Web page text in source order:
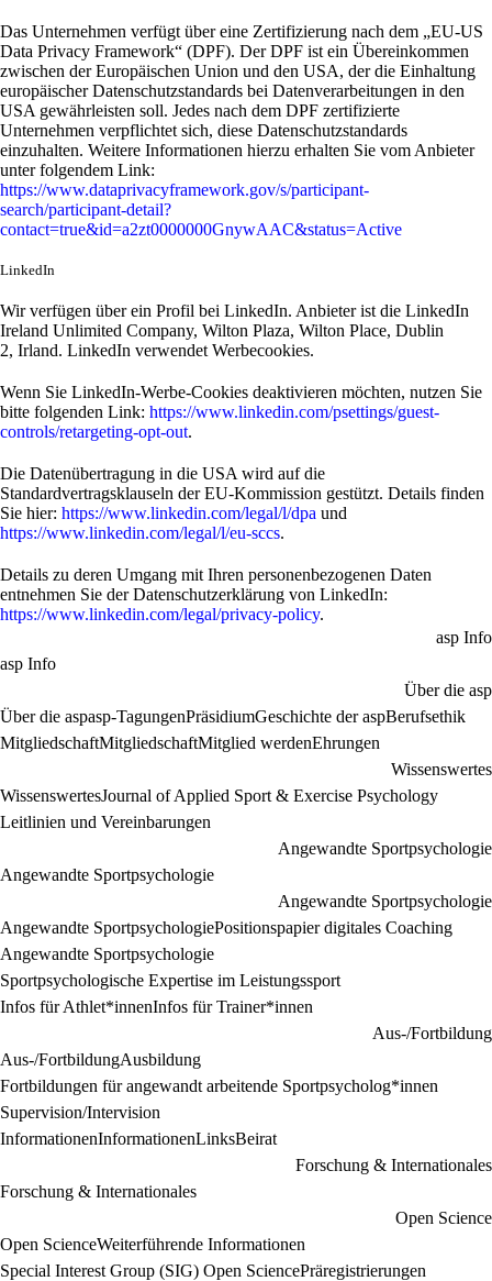
Das Unternehmen verfügt über eine Zertifizierung nach dem „EU-US
Data Privacy Framework“ (DPF). Der DPF ist ein Übereinkommen
zwischen der Europäischen Union und den USA, der die Einhaltung
europäischer Datenschutzstandards bei Datenverarbeitungen in den
USA gewährleisten soll. Jedes nach dem DPF zertifizierte
Unternehmen verpflichtet sich, diese Datenschutzstandards
einzuhalten. Weitere Informationen hierzu erhalten Sie vom Anbieter
unter folgendem Link:
https://www.dataprivacyframework.gov/s/participant-
search/participant-detail?
contact=true&id=a2zt0000000GnywAAC&status=Active
LinkedIn
Wir verfügen über ein Profil bei LinkedIn. Anbieter ist die LinkedIn
Ireland Unlimited Company, Wilton Plaza, Wilton Place, Dublin
2, Irland. LinkedIn verwendet Werbecookies.
Wenn Sie LinkedIn-Werbe-Cookies deaktivieren möchten, nutzen Sie
bitte folgenden Link: https://www.linkedin.com/psettings/guest-
controls/retargeting-opt-out.
Die Datenübertragung in die USA wird auf die
Standardvertragsklauseln der EU-Kommission gestützt. Details finden
Sie hier: https://www.linkedin.com/legal/l/dpa und
https://www.linkedin.com/legal/l/eu-sccs.
Details zu deren Umgang mit Ihren personenbezogenen Daten
entnehmen Sie der Datenschutzerklärung von LinkedIn:
https://www.linkedin.com/legal/privacy-policy.
asp Info
asp Info
Über die asp
Über die aspasp-TagungenPräsidiumGeschichte der aspBerufsethik
MitgliedschaftMitgliedschaftMitglied werdenEhrungen
Wissenswertes
WissenswertesJournal of Applied Sport & Exercise Psychology
Leitlinien und Vereinbarungen
Angewandte Sportpsychologie
Angewandte Sportpsychologie
Angewandte Sportpsychologie
Angewandte SportpsychologiePositionspapier digitales Coaching
Angewandte Sportpsychologie
Sportpsychologische Expertise im Leistungssport
Infos für Athlet*innenInfos für Trainer*innen
Aus-/Fortbildung
Aus-/FortbildungAusbildung
Fortbildungen für angewandt arbeitende Sportpsycholog*innen
Supervision/Intervision
InformationenInformationenLinksBeirat
Forschung & Internationales
Forschung & Internationales
Open Science
Open ScienceWeiterführende Informationen
Special Interest Group (SIG) Open SciencePräregistrierungen